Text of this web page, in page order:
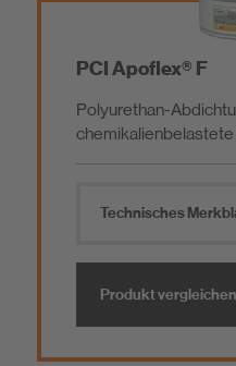
Dichtband /
PCI Apoflex® F
Polyurethan-
chemikalienbelastete
Technisches
Produkt vergleichen